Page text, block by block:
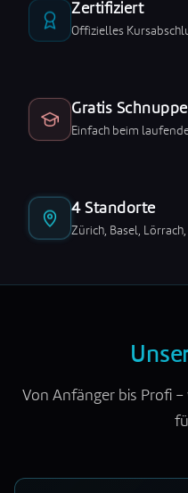
Zertifiziert
Offizielles
Gratis
Einfach beim
4 Standorte
Zürich, Basel,
Von Anfänger bis Profi